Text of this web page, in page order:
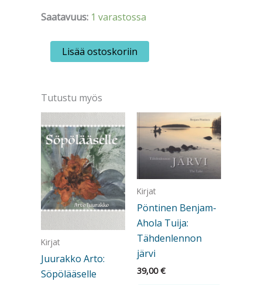
Saatavuus: 1 varastossa
Pertamo,
Karoliina:
määrä
Lisää ostoskoriin
Tutustu myös
Kirjat
Juurakko Arto:
Söpölääselle
Kirjat
Pöntinen Benjam-
Ahola Tuija:
Tähdenlennon
järvi
39,00€